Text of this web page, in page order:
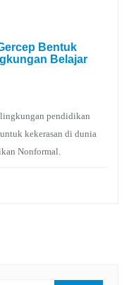
Bentuk
Belajar
lingkungan pendidikan
kekerasan di dunia
Nonformal.